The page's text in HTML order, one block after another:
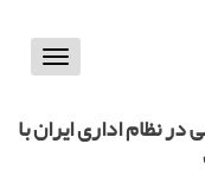
Toggle
نظام اداری ایران با